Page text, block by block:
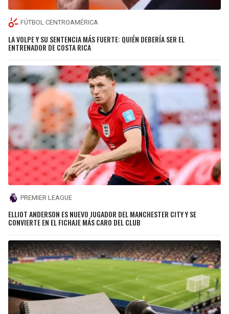
FÚTBOL CENTROAMÉRICA
LA VOLPE Y SU SENTENCIA MÁS FUERTE: QUIÉN DEBERÍA SER EL
ENTRENADOR DE COSTA RICA
PREMIER LEAGUE
ELLIOT ANDERSON ES NUEVO JUGADOR DEL MANCHESTER CITY Y SE
CONVIERTE EN EL FICHAJE MÁS CARO DEL CLUB